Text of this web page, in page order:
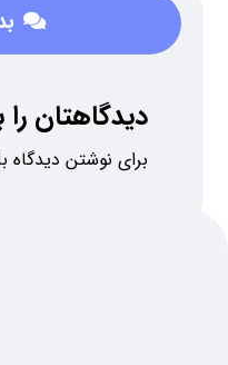
دیدگاهتان را
برای نوشتن دیدگاه